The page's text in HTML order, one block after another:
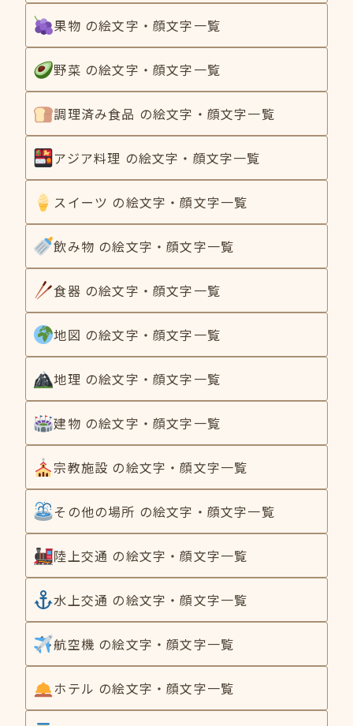
果物 の絵文字・顔文字一覧
野菜 の絵文字・顔文字一覧
調理済み食品 の絵文字・顔文字一覧
アジア料理 の絵文字・顔文字一覧
スイーツ の絵文字・顔文字一覧
飲み物 の絵文字・顔文字一覧
食器 の絵文字・顔文字一覧
地図 の絵文字・顔文字一覧
地理 の絵文字・顔文字一覧
建物 の絵文字・顔文字一覧
宗教施設 の絵文字・顔文字一覧
その他の場所 の絵文字・顔文字一覧
陸上交通 の絵文字・顔文字一覧
水上交通 の絵文字・顔文字一覧
航空機 の絵文字・顔文字一覧
ホテル の絵文字・顔文字一覧